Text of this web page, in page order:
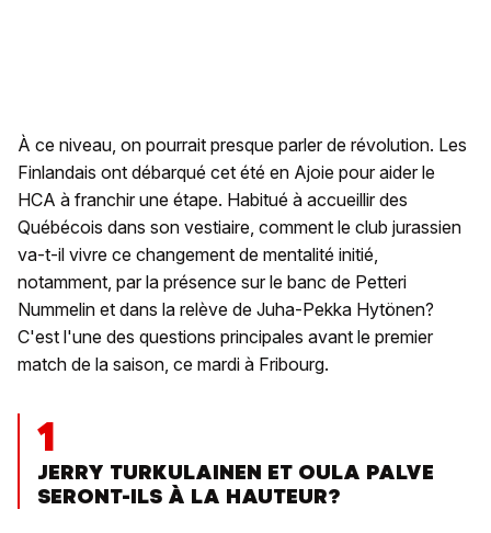
À ce niveau, on pourrait presque parler de révolution. Les
Finlandais ont débarqué cet été en Ajoie pour aider le
HCA à franchir une étape. Habitué à accueillir des
Québécois dans son vestiaire, comment le club jurassien
va-t-il vivre ce changement de mentalité initié,
notamment, par la présence sur le banc de Petteri
Nummelin et dans la relève de Juha-Pekka Hytönen?
C'est l'une des questions principales avant le premier
match de la saison, ce mardi à Fribourg.
1
JERRY TURKULAINEN ET OULA PALVE
SERONT-ILS À LA HAUTEUR?